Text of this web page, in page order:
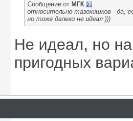
Сообщение от МГК
относительно тазокишков - да,
но тоже далеко не идеал )))
Не идеал, но
пригодных